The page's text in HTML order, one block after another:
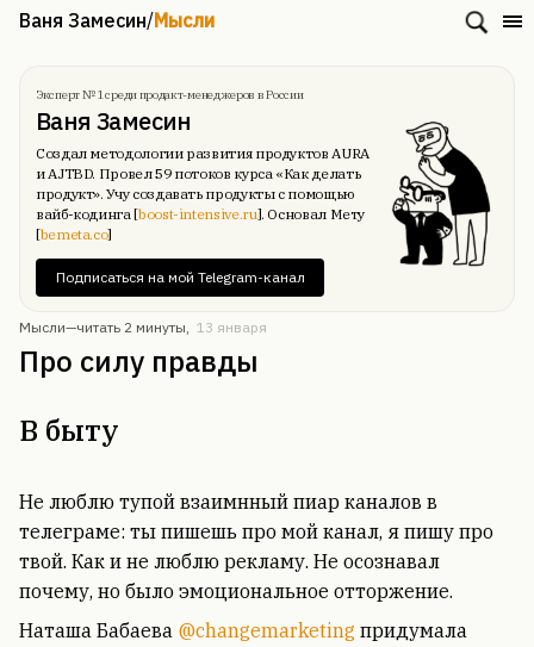
Ваня Замесин/Мысли
Эксперт № 1 среди продакт-менеджеров в России
Ваня Замесин
Создал методологии развития продуктов AURA
и AJTBD. Провел 59 потоков курса «Как делать
продукт». Учу создавать продукты с помощью
вайб-кодинга [boost-intensive.ru]. Основал Мету
[bemeta.co]
Подписаться на мой Telegram-канал
Мысли—читать 2 минуты, 13 января
Про силу правды
В быту
Не люблю тупой взаимнный пиар каналов в
телеграме: ты пишешь про мой канал, я пишу про
твой. Как и не люблю рекламу. Не осознавал
почему, но было эмоциональное отторжение.
Наташа Бабаева @changemarketing придумала